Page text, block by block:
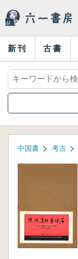
新刊 古書
中国書 考古